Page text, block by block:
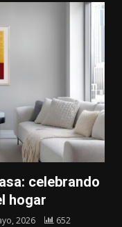
celebrando
hogar
2026 652